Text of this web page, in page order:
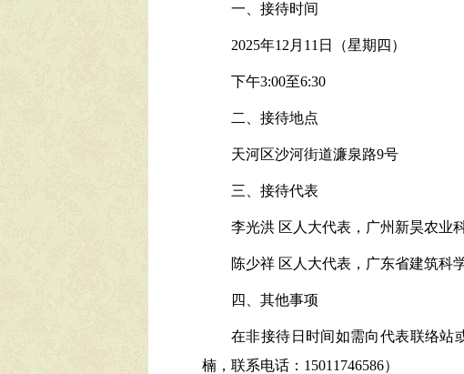
一、接待时间
2025年12月11日（星期四）
下午3:00至6:30
二、接待地点
天河区沙河街道濂泉路9号
三、接待代表
李光洪 区人大代表，广州新昊农业
陈少祥 区人大代表，广东省建筑科
四、其他事项
在非接待日时间如需向代表联络站
楠，联系电话：15011746586）